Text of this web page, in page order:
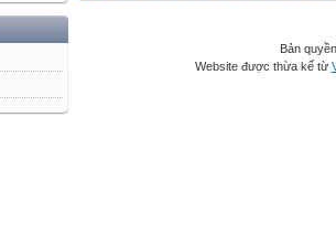
Bản
Website được thừa kế từ